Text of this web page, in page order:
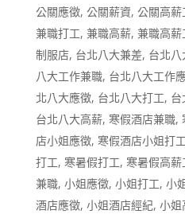
公關應徵, 公關薪資, 公關高薪
兼職打工, 兼職高薪, 兼職高薪
制服店, 台北八大兼差, 台北
八大工作兼職, 台北八大工作
北八大應徵, 台北八大打工, 台
台北八大高薪, 寒假酒店兼職,
店小姐應徵, 寒假酒店小姐打工
打工, 寒暑假打工, 寒暑假高薪
兼職, 小姐應徵, 小姐打工, 小
酒店應徵, 小姐酒店經紀, 小姐